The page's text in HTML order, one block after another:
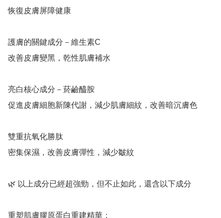
恢復皮膚屏障健康
護膚的關鍵成分－維生素C
改善皮膚變黑，乾性肌膚補水
亮白核心成分－菸鹼醯胺
促進皮膚細胞新陳代謝，減少肌膚細紋，改善暗沉膚色
雙重抗氧化勝肽
密集保濕，改善皮膚彈性，減少皺紋
🌿 以上成分已經超強勁，但不止如此，還含以下成分
重塑肌膚膠原蛋白重建精華：